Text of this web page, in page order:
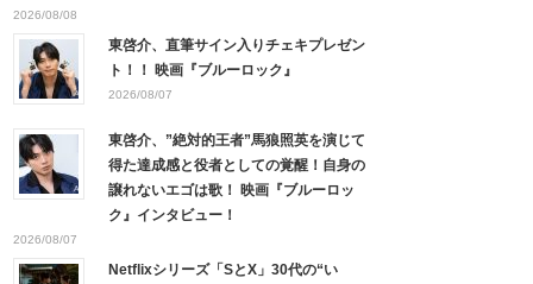
2026/08/08
東啓介、直筆サイン入りチェキプレゼン
ト！！ 映画『ブルーロック』
2026/08/07
東啓介、”絶対的王者”馬狼照英を演じて
得た達成感と役者としての覚醒！自身の
譲れないエゴは歌！ 映画『ブルーロッ
ク』インタビュー！
2026/08/07
Netflixシリーズ「SとX」30代の“い